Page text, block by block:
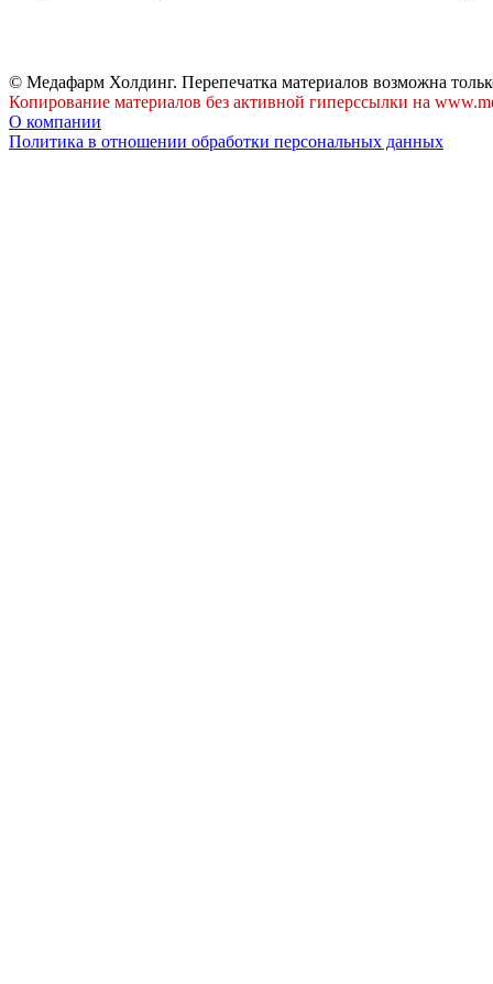
© Медафарм Холдинг. Перепечатка материалов возможна
Копирование материалов без активной гиперссылки на
О компании
Политика в отношении обработки персональных данных